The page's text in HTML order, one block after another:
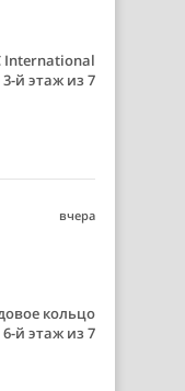
International
3-й этаж из 7
вчера
кольцо
6-й этаж из 7